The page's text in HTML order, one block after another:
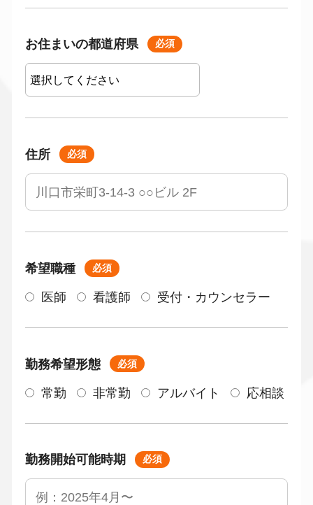
お住まいの都道府県 必須
住所 必須
希望職種 必須
医師 看護師 受付・カウンセラー
勤務希望形態 必須
常勤 非常勤 アルバイト 応相談
勤務開始可能時期 必須